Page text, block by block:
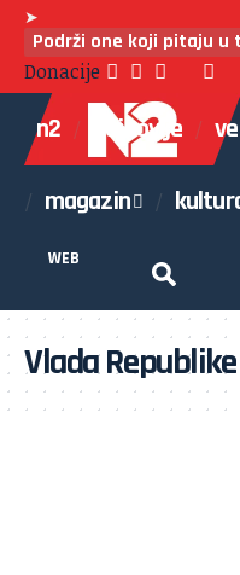
➤
Podrži one koji pitaju u
Donacije
n2 najnovije
magazin
WEB
Vlada